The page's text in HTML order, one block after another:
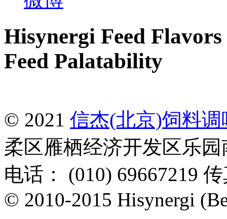
Hisynergi Feed
Feed Palatability
© 2021 信杰(北京)饲料
柔区雁栖经济开发区乐
电话： (010) 69667219
© 2010-2015 Hisynergi